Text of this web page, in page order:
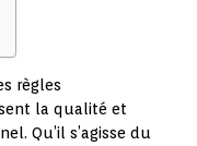
règles
la qualité et
Qu’il s’agisse du